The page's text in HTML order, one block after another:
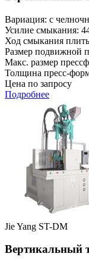
Вариация: с
Усилие смыкания:
Ход смыкания
Размер подвижной
Макс. размер
Толщина пресс-
Цена по запросу
Подробнее
Jie Yang ST-DM
Вертикальный